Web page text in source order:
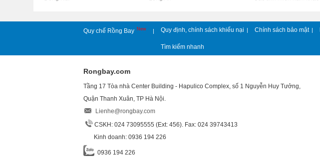
Quy chế Rồng Bay New | Quy định, chính sách khiếu nại | Chính sách bảo mật |
Tìm kiếm nhanh
Rongbay.com
Tầng 17 Tòa nhà Center Building - Hapulico Complex, số 1 Nguyễn Huy Tưởng,
Quận Thanh Xuân, TP Hà Nội.
Lienhe@rongbay.com
CSKH: 024 73095555 (Ext: 456). Fax: 024 39743413
Kinh doanh: 0936 194 226
0936 194 226